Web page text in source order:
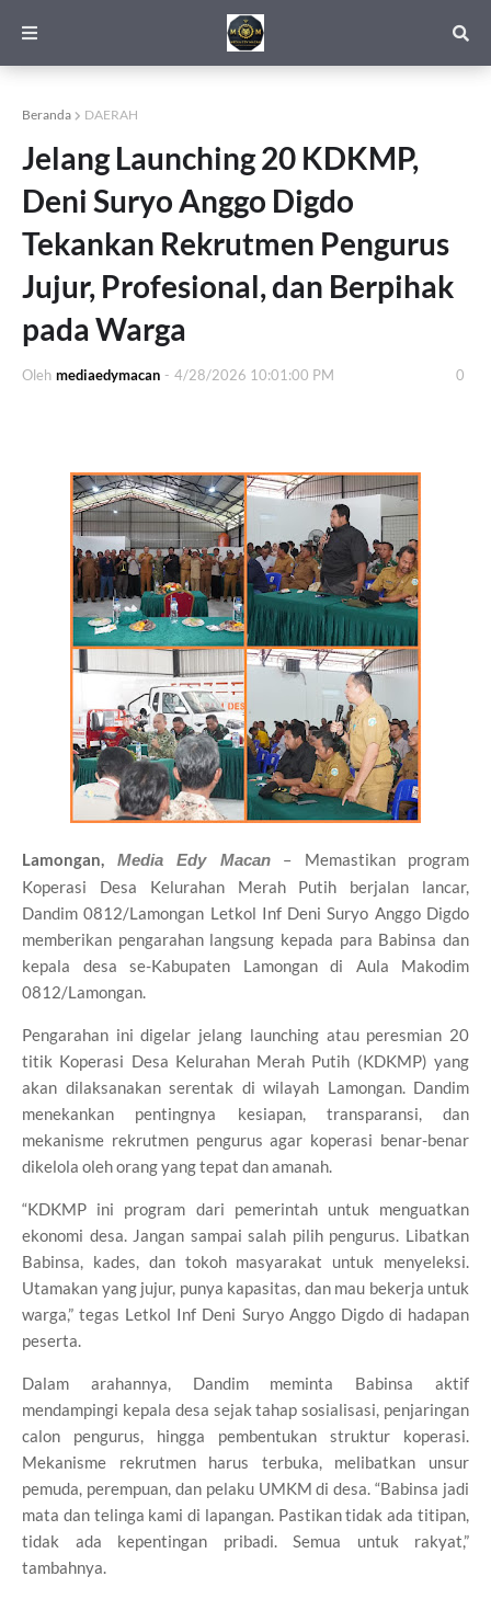
Beranda DAERAH
Jelang Launching 20 KDKMP,
Deni Suryo Anggo Digdo
Tekankan Rekrutmen Pengurus
Jujur, Profesional, dan Berpihak
pada Warga
Oleh mediaedymacan - 4/28/2026 10:01:00 PM 0
Lamongan, Media Edy Macan– Memastikan program
Koperasi Desa Kelurahan Merah Putih berjalan lancar,
Dandim 0812/Lamongan Letkol Inf Deni Suryo Anggo Digdo
memberikan pengarahan langsung kepada para Babinsa dan
kepala desa se-Kabupaten Lamongan di Aula Makodim
0812/Lamongan.
Pengarahan ini digelar jelang launching atau peresmian 20
titik Koperasi Desa Kelurahan Merah Putih (KDKMP) yang
akan dilaksanakan serentak di wilayah Lamongan. Dandim
menekankan pentingnya kesiapan, transparansi, dan
mekanisme rekrutmen pengurus agar koperasi benar-benar
dikelola oleh orang yang tepat dan amanah.
“KDKMP ini program dari pemerintah untuk menguatkan
ekonomi desa. Jangan sampai salah pilih pengurus. Libatkan
Babinsa, kades, dan tokoh masyarakat untuk menyeleksi.
Utamakan yang jujur, punya kapasitas, dan mau bekerja untuk
warga,” tegas Letkol Inf Deni Suryo Anggo Digdo di hadapan
peserta.
Dalam arahannya, Dandim meminta Babinsa aktif
mendampingi kepala desa sejak tahap sosialisasi, penjaringan
calon pengurus, hingga pembentukan struktur koperasi.
Mekanisme rekrutmen harus terbuka, melibatkan unsur
pemuda, perempuan, dan pelaku UMKM di desa. “Babinsa jadi
mata dan telinga kami di lapangan. Pastikan tidak ada titipan,
tidak ada kepentingan pribadi. Semua untuk rakyat,”
tambahnya.